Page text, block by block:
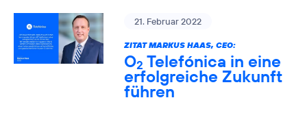
21. Februar 2022
ZITAT MARKUS HAAS, CEO:
O2 Telefónica in eine
erfolgreiche Zukunft
führen